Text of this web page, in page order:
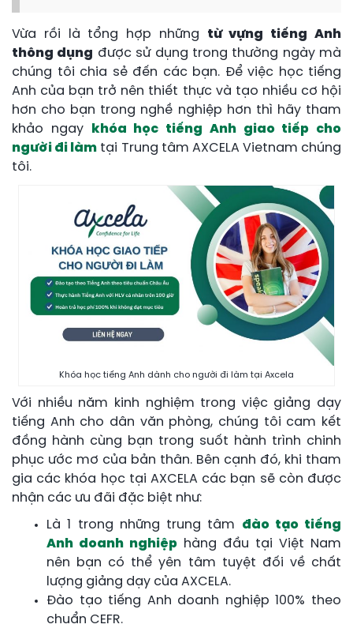
Vừa rồi là tổng hợp những từ vựng tiếng Anh
thông dụng được sử dụng trong thường ngày mà
chúng tôi chia sẻ đến các bạn. Để việc học tiếng
Anh của bạn trở nên thiết thực và tạo nhiều cơ hội
hơn cho bạn trong nghề nghiệp hơn thì hãy tham
khảo ngay
khóa học tiếng Anh giao tiếp cho
người đi làm tại Trung tâm AXCELA Vietnam chúng
tôi.
Khóa học tiếng Anh dành cho người đi làm tại Axcela
Với nhiều năm kinh nghiệm trong việc giảng dạy
tiếng Anh cho dân văn phòng, chúng tôi cam kết
đồng hành cùng bạn trong suốt hành trình chinh
phục ước mơ của bản thân. Bên cạnh đó, khi tham
gia các khóa học tại AXCELA các bạn sẽ còn được
nhận các ưu đãi đặc biệt như:
Là 1 trong những trung tâm đào tạo tiếng
Anh doanh nghiệp hàng đầu tại Việt Nam
nên bạn có thể yên tâm tuyệt đối về chất
lượng giảng dạy của AXCELA.
Đào tạo tiếng Anh doanh nghiệp 100% theo
chuẩn CEFR.